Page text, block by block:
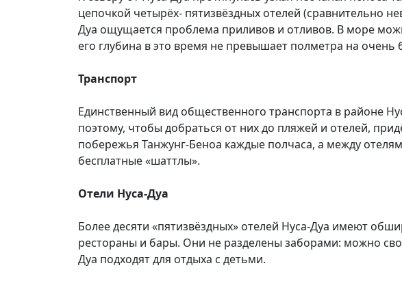
цепочкой четырёх- пятизвёздных отелей (сравнительно
Дуа ощущается проблема приливов и отливов. В море
его глубина в это время не превышает полметра на
Транспорт
Единственный вид общественного транспорта в районе
поэтому, чтобы добраться от них до пляжей и отелей,
побережья Танжунг-Беноа каждые полчаса, а между
бесплатные «шаттлы».
Отели Нуса-Дуа
Более десяти «пятизвёздных» отелей Нуса-Дуа имеют
рестораны и бары. Они не разделены заборами: можно
Дуа подходят для отдыха с детьми.